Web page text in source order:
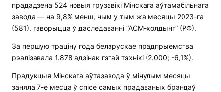
прададзена 524 новыя грузавікі Мінскага аўтамабільнага
завода — на 9,8% менш, чым у тым жа месяцы 2023-га
(581), гаворыцца ў даследаванні “АСМ-холдынг” (РФ).
За першую траціну года беларускае прадпрыемства
рэалізавала 1.878 адзінак гэтай тэхнікі (2.000; -6,1%).
Прадукцыя Мінскага аўтазавода ў мінулым месяцы
заняла 7-е месца ў спісе самых прадаваных брэндаў